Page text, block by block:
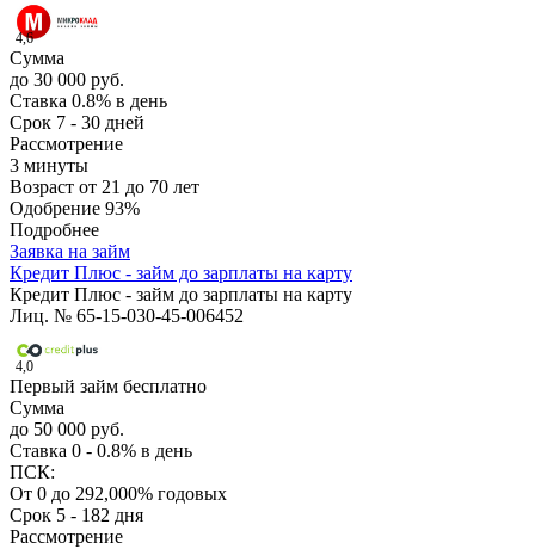
4,6
Сумма
до 30 000 руб.
Ставка 0.8% в день
Срок 7 - 30 дней
Рассмотрение
3 минуты
Возраст от 21 до 70 лет
Одобрение 93%
Подробнее
Заявка на займ
Кредит Плюс - займ до зарплаты на карту
Кредит Плюс - займ до зарплаты на карту
Лиц. № 65-15-030-45-006452
4,0
Первый займ бесплатно
Сумма
до 50 000 руб.
Ставка 0 - 0.8% в день
ПСК:
От 0 до 292,000% годовых
Срок 5 - 182 дня
Рассмотрение